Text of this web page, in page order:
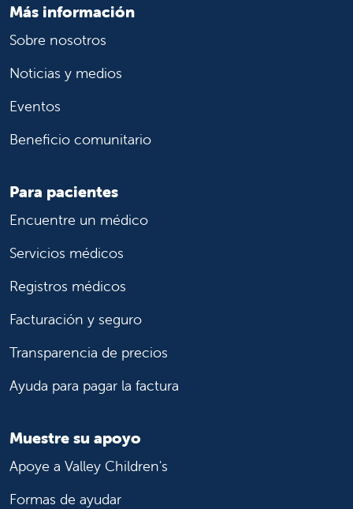
Más información
Sobre nosotros
Noticias y medios
Eventos
Beneficio comunitario
Para pacientes
Encuentre un médico
Servicios médicos
Registros médicos
Facturación y seguro
Transparencia de precios
Ayuda para pagar la factura
Muestre su apoyo
Apoye a Valley Children's
Formas de ayudar